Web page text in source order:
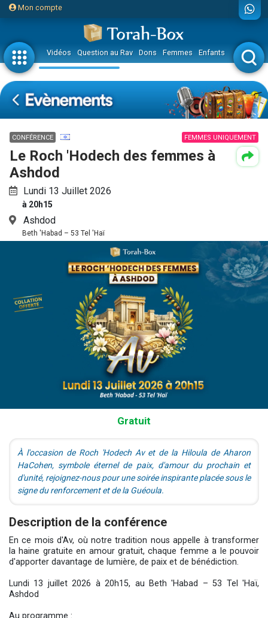
Mon compte
Vidéos Question au Rav Dons Femmes Enfants Etude sur
CONFÉRENCE FEMMES UNIQUEMENT
Le Roch 'Hodech des femmes à
Ashdod
Lundi 13 Juillet 2026
à 20h15
Ashdod
Beth 'Habad – 53 Tel 'Haï
Gratuit
À l'occasion de Roch 'Hodech Av et de la Hiloula de Aharon
HaCohen, symbole éternel de paix, d'amour du prochain et
d'unité, rejoignez-nous pour une soirée inspirante placée sous le
signe du renforcement et de la Guéoula.
Description de la conférence
En ce mois d'Av, où notre tradition nous appelle à transformer
la haine gratuite en amour gratuit, chaque femme a le pouvoir
d'apporter davantage de lumière, de paix et de bénédiction.
Lundi 13 juillet 2026 à 20h15, au Beth 'Habad – 53 Tel 'Haï,
Ashdod
Au programme :